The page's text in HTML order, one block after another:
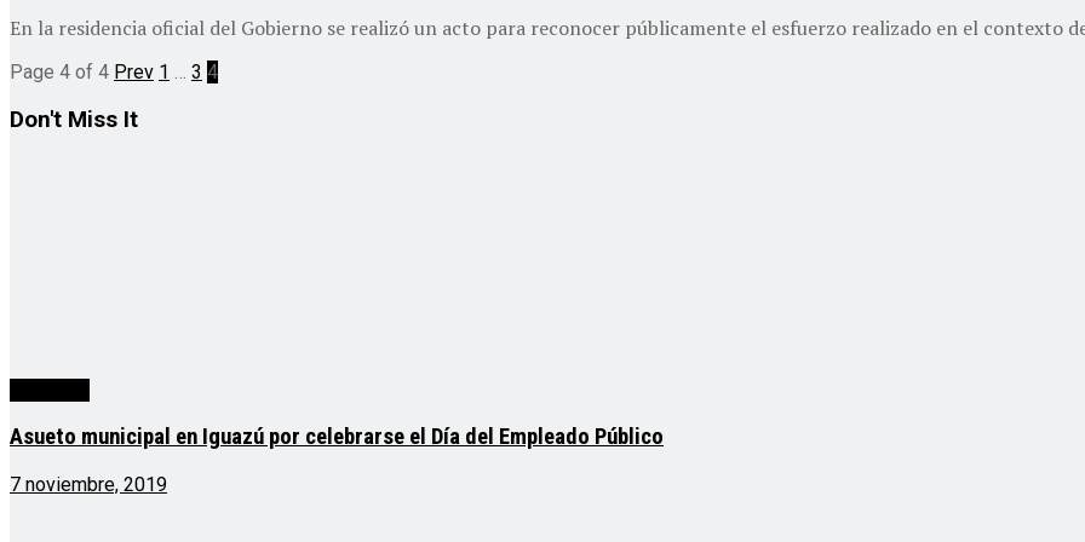
En la residencia oficial del Gobierno se realizó un acto para reconocer públicamente el esfuerzo realizado en el contexto
Page 4 of 4 Prev 1 … 3 4
Don't Miss It
Asueto municipal en Iguazú por celebrarse el Día del Empleado Público
7 noviembre, 2019